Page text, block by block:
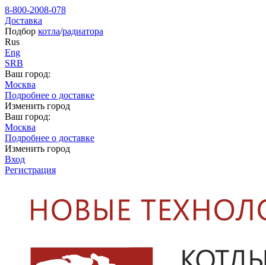
8-800-2008-078
Доставка
Подбор котла/радиатора
Rus
Eng
SRB
Ваш город:
Москва
Подробнее о доставке
Изменить город
Ваш город:
Москва
Подробнее о доставке
Изменить город
Вход
Регистрация